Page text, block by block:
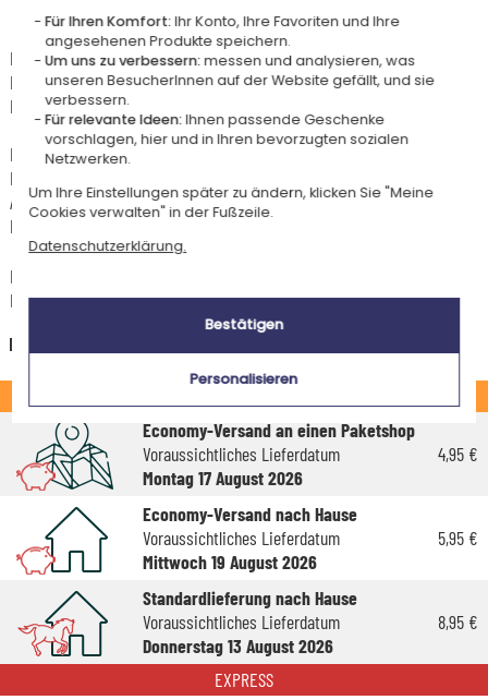
Lieferdatum und Lieferpreis
Dieser Artikel wird in unserem Atelier in Toulouse personalisiert.
Er ist für das Angebot "Versandkostenfrei ab 85 € Warenwert" mit der
Hermes-Standardlieferung berechtigt.
Für jede Bestellung unter 85 € gelten die unten aufgeführten
Lieferkosten für den Kauf dieses Artikels.
Artikel, die in unserem Atelier personalisiert werden (etwa 95% unserer
Produkte), sind mit dem Logo
Das Voraussichtliche Lieferdatum ist nur bei einer Zahlung per PayPal,
Kreditkarte oder Sofortüberweisung gültig.
Deutschland
Economy-Versand an einen Paketshop
Voraussichtliches Lieferdatum
Montag 17 August 2026
4,95 €
Economy-Versand nach Hause
Voraussichtliches Lieferdatum
Mittwoch 19 August 2026
5,95 €
Standardlieferung nach Hause
Voraussichtliches Lieferdatum
Donnerstag 13 August 2026
8,95 €
EXPRESS
Für Ihren Komfort:Ihr Konto, Ihre Favoriten und Ihre
angesehenen Produkte speichern.
Um uns zu verbessern:messen und analysieren, was
unseren BesucherInnen auf der Website gefällt, und sie
verbessern.
Für relevante Ideen:Ihnen passende Geschenke
vorschlagen, hier und in Ihren bevorzugten sozialen
Netzwerken.
Um Ihre Einstellungen später zu ändern, klicken Sie "Meine
Cookies verwalten" in der Fußzeile.
Datenschutzerklärung.
Bestätigen
Personalisieren